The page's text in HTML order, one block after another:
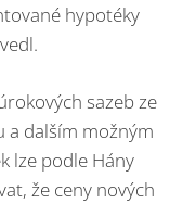
hypotéky
sazeb ze
a dalším možným
lze podle Hány
že ceny nových